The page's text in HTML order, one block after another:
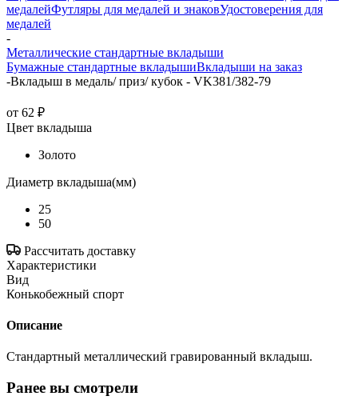
медалейФутляры для медалей и знаковУдостоверения для
медалей
-
Металлические стандартные вкладыши
Бумажные стандартные вкладышиВкладыши на заказ
-Вкладыш в медаль/ приз/ кубок - VK381/382-79
от 62 ₽
Цвет вкладыша
Золото
Диаметр вкладыша(мм)
25
50
Рассчитать доставку
Характеристики
Вид
Конькобежный спорт
Описание
Стандартный металлический гравированный вкладыш.
Ранее вы смотрели